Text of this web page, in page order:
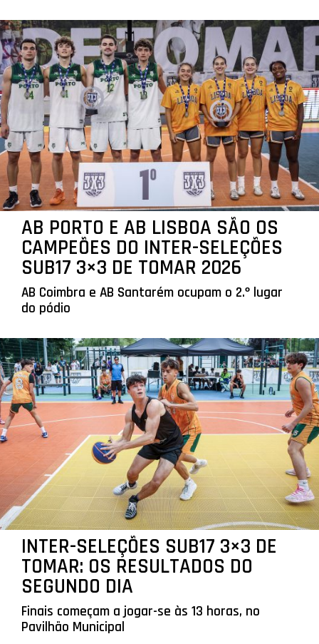
AB PORTO E AB LISBOA SÃO OS
CAMPEÕES DO INTER-SELEÇÕES
SUB17 3×3 DE TOMAR 2026
AB Coimbra e AB Santarém ocupam o 2.º lugar
do pódio
INTER-SELEÇÕES SUB17 3×3 DE
TOMAR: OS RESULTADOS DO
SEGUNDO DIA
Finais começam a jogar-se às 13 horas, no
Pavilhão Municipal